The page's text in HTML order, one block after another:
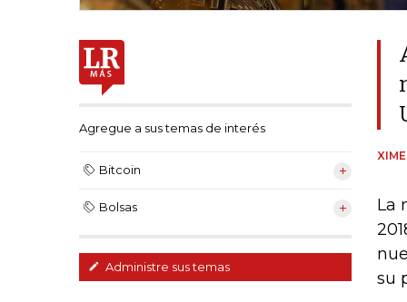
Agregue a sus temas de interés
Bitcoin
Bolsas
Administre sus temas
La
su